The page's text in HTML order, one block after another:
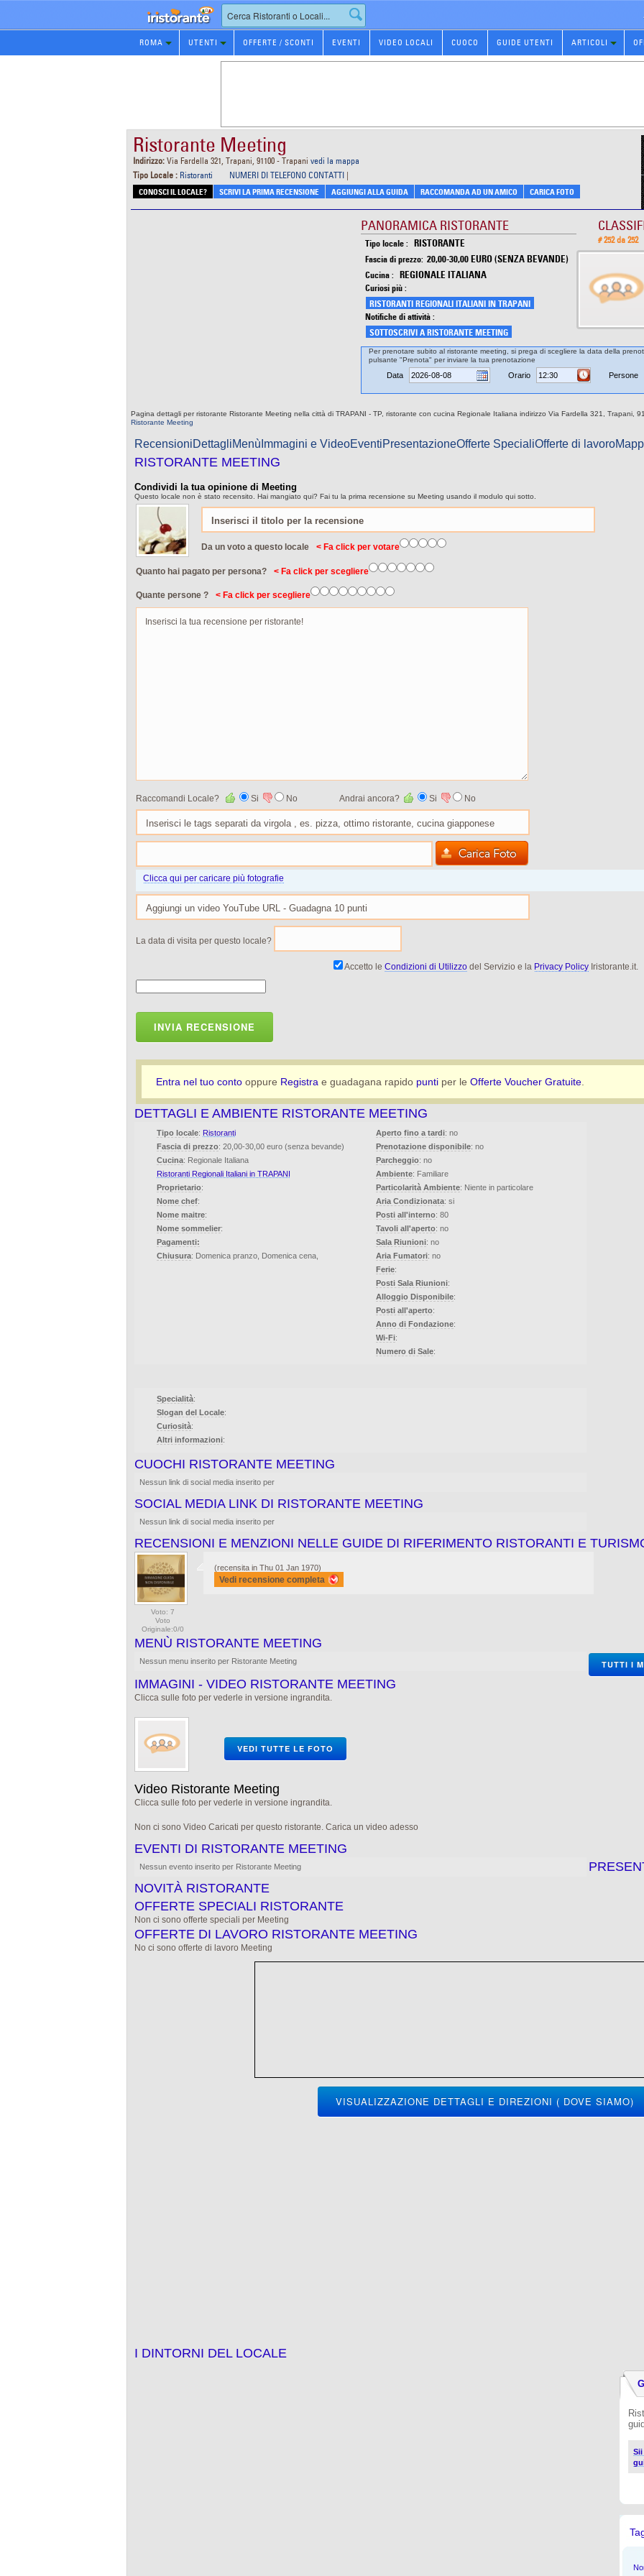
Prenotazione
Ristorante
ROMA UTENTI OFFERTE / SCONTI EVENTI VIDEO LOCALI CUOCO GUIDE UTENTI ARTICOLI
Ristorante Meeting
Indirizzo: Via Fardella 321, Trapani, 91100 - Trapani vedi la mappa
Tipo Locale : Ristoranti NUMERI DI TELEFONO CONTATTI |
CONOSCI IL LOCALE? SCRIVI LA PRIMA RECENSIONE AGGIUNGI ALLA GUIDA RACCOMANDA AD UN AMICO CARICA FOTO
PANORAMICA RISTORANTE
Tipo locale : RISTORANTE
Fascia di prezzo: 20,00-30,00 EURO (SENZA BEVANDE)
Cucina : REGIONALE ITALIANA
Curiosi più :
RISTORANTI REGIONALI ITALIANI IN TRAPANI
Notifiche di attività :
SOTTOSCRIVI A RISTORANTE MEETING
# 252 da 252
Per prenotare subito al ristorante meeting, si prega di scegliere la data della
pulsante "Prenota" per inviare la tua prenotazione
Data Orario Persone
Pagina dettagli per ristorante Ristorante Meeting nella città di TRAPANI - TP, ristorante con cucina Regionale Italiana indirizzo Via Fardella 321, Trapani,
Ristorante Meeting
RecensioniDettagliMenù Immagini e VideoEventiPresentazioneOfferte SpecialiOfferte di lavoro
RISTORANTE MEETING
Condividi la tua opinione di Meeting
Questo locale non è stato recensito. Hai mangiato qui? Fai tu la prima recensione su Meeting usando il modulo qui sotto.
Da un voto a questo locale < Fa click per votare
Quanto hai pagato per persona? < Fa click per scegliere
Quante persone ? < Fa click per scegliere
Raccomandi Locale? Si No Andrai ancora? Si No
Clicca qui per caricare più fotografie
La data di visita per questo locale?
Accetto le Condizioni di Utilizzodel Servizio e la Privacy PolicyIristorante.it.
INVIA RECENSIONE
Entra nel tuo conto oppure Registra e guadagana rapido punti per le Offerte Voucher Gratuite
DETTAGLI E AMBIENTE RISTORANTE MEETING
Tipo locale: Ristoranti
Fascia di prezzo: 20,00-30,00 euro (senza bevande)
Cucina: Regionale Italiana
Ristoranti Regionali Italiani in TRAPANI
Proprietario:
Nome chef:
Nome maitre:
Nome sommelier:
Pagamenti:
Chiusura: Domenica pranzo, Domenica cena,
Aperto fino a tardi: no
Prenotazione disponibile: no
Parcheggio: no
Ambiente: Familiare
Particolarità Ambiente: Niente in particolare
Aria Condizionata: si
Posti all'interno: 80
Tavoli all'aperto: no
Sala Riunioni: no
Aria Fumatori: no
Ferie:
Posti Sala Riunioni:
Alloggio Disponibile:
Posti all'aperto:
Anno di Fondazione:
Wi-Fi:
Numero di Sale:
Specialità:
Slogan del Locale:
Curiosità:
Altri informazioni:
CUOCHI RISTORANTE MEETING
Nessun link di social media inserito per
SOCIAL MEDIA LINK DI RISTORANTE MEETING
Nessun link di social media inserito per
RECENSIONI E MENZIONI NELLE GUIDE DI RIFERIMENTO RISTORANTI E
Voto: 7
Voto
Originale:0/0
(recensita in Thu 01 Jan 1970)
Vedi recensione completa
MENÙ RISTORANTE MEETING
Nessun menu inserito per Ristorante Meeting TUTTI I
IMMAGINI - VIDEO RISTORANTE MEETING
Clicca sulle foto per vederle in versione ingrandita.
VEDI TUTTE LE FOTO
Video Ristorante Meeting
Clicca sulle foto per vederle in versione ingrandita.
Non ci sono Video Caricati per questo ristorante. Carica un video adesso
EVENTI DI RISTORANTE MEETING
Nessun evento inserito per Ristorante Meeting
NOVITÀ RISTORANTE
OFFERTE SPECIALI RISTORANTE
Non ci sono offerte speciali per Meeting
OFFERTE DI LAVORO RISTORANTE MEETING
No ci sono offerte di lavoro Meeting
VISUALIZZAZIONE DETTAGLI E DIREZIONI ( DOVE SIAMO)
I DINTORNI DEL LOCALE